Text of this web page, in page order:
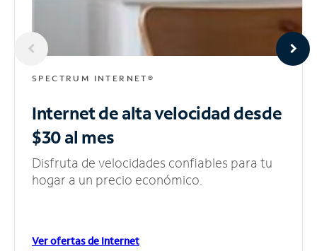
SPECTRUM INTERNET®
Internet de alta velocidaddesde
$30 al mes
Disfruta de velocidades confiables para tu
hogar a un precio económico.
Ver ofertas de Internet